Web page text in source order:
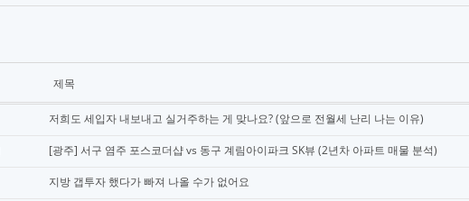
제목
저희도 세입자 내보내고 실거주하는 게 맞나요? (앞으로 전월세 난리 나는 이유)
[광주] 서구 염주 포스코더샵 vs 동구 계림아이파크 SK뷰 (2년차 아파트 매물 분석)
지방 갭투자 했다가 빠져 나올 수가 없어요